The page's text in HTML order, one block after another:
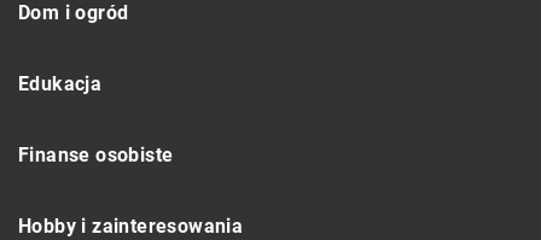
Dom i ogród
Edukacja
Finanse osobiste
Hobby i zainteresowania